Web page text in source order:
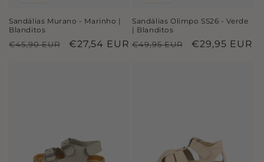
Sandálias Murano - Marinho |
Blanditos
Preço
€45,90 EUR
Preço
€27,54 EUR
Sandálias Olimpo SS26 - Verde
| Blanditos
Preço
€49,95 EUR
Preço
€29,95 EUR